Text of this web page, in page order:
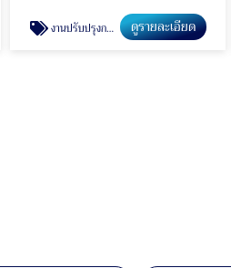
งานปรับปรุงการทรุดตัวจากดินสไลด์ ดูรายละเอียด